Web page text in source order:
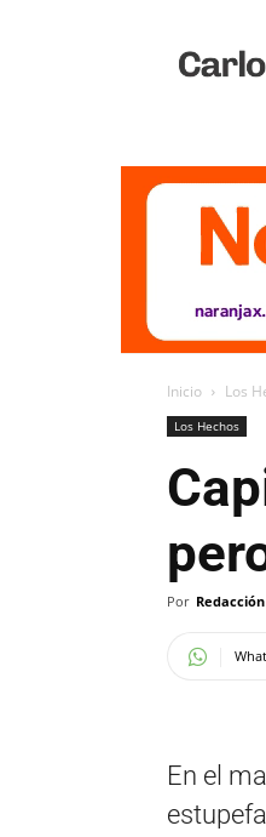
Vivo
Inicio Los
Los Hechos
Por
En el